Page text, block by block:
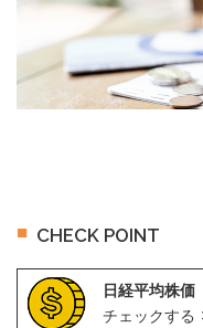
CHECK POINT
日経平均株価
チェックする